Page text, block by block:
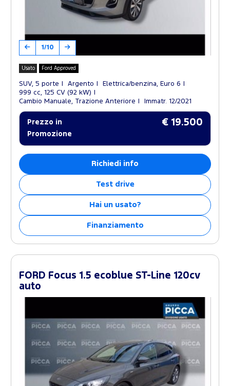
1/10
Usato Ford Approved
SUV, 5 porte Argento
Elettrica/benzina, Euro 6
999 cc, 125 CV (92 kW)
Cambio Manuale, Trazione Anteriore
Immatr. 12/2021
Prezzo in
Promozione
€ 19.500
Richiedi info
Test drive
Hai un usato?
Finanziamento
FORD Focus 1.5 ecoblue ST-Line 120cv
auto